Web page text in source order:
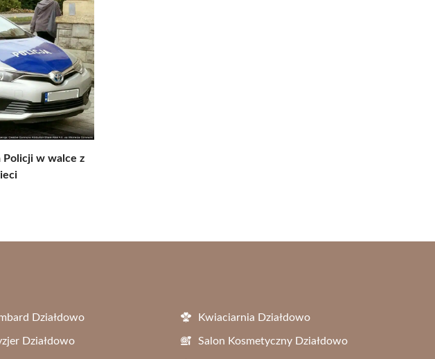
Policji w walce z
Działdowo Kwiaciarnia Działdowo
Działdowo Salon Kosmetyczny Działdowo